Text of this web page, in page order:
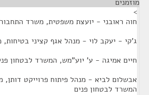
מוזמנים
>
חוה ראובני - יועצת משפטית, משרד
ג'קי - יעקב לוי - מנהל אגף קציני
חיים אמיגה - ע' יוע"מש, המשרד לבטחון
אבשלום לביא - מנהל פיתוח פרוייקט
המשרד לבטחון פנים